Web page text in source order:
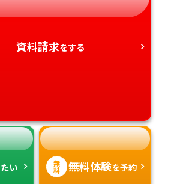
静岡県
愛知県
香川県
高知県
沖縄県
資料請求をする
い 無
料 無料体験を予約